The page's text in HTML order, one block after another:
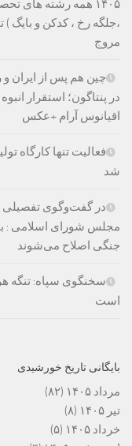
۱۴۰۵ همه رشته های
،جلگه رخ ، کدکن و
مروج
چین هم پس از ایران
اقیانوس آرام +عکس
فعالیت تنها کارگاه
شد
در گفت‌وگوی تفصیلی با
جنگی اصلاح می‌شوند
سخنگوی سپاه: تنگه
است
بایگانی تاریخ خورشیدی
مرداد ۱۴۰۵
(۸۲)
تیر ۱۴۰۵
(۸)
خرداد ۱۴۰۵
(۵)